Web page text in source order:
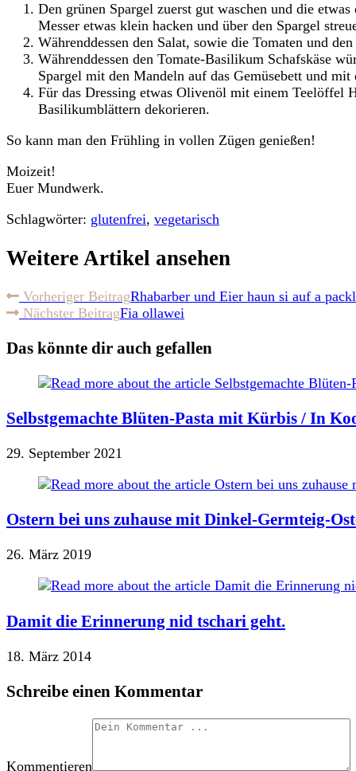
Den grünen Spargel zuerst gut waschen und die
Messer etwas klein hacken und über den Spargel
Währenddessen den Salat, sowie die Tomaten und
Währenddessen den Tomate-Basilikum Schafskäse
Spargel mit den Mandeln auf das Gemüsebett und
Für das Dressing etwas Olivenöl mit einem Teelöffel
Basilikumblättern dekorieren.
So kann man den Frühling in vollen Zügen genießen!
Moizeit!
Euer Mundwerk.
Schlagwörter: glutenfrei, vegetarisch
Weitere Artikel ansehen
Vorheriger BeitragRhabarber und Eier haun si auf a packl
Nächster BeitragFia ollawei
Das könnte dir auch gefallen
Selbstgemachte Blüten-Pasta mit Kürbis / In
29. September 2021
Ostern bei uns zuhause mit Dinkel-Germteig-
26. März 2019
Damit die Erinnerung nid tschari geht.
18. März 2014
Schreibe einen Kommentar
Kommentieren